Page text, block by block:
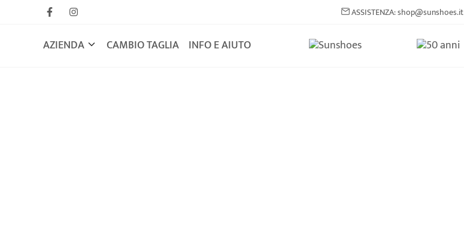
ASSISTENZA: shop@sunshoes.it
AZIENDA CAMBIO TAGLIA INFO E AIUTO